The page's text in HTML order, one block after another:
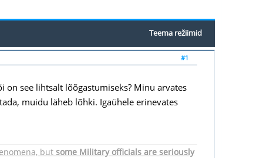
Teema režiimid
#1
on see lihtsalt lõõgastumiseks? Minu arvates
muidu läheb lõhki. Igaühele erinevates
but some Military officials are seriously